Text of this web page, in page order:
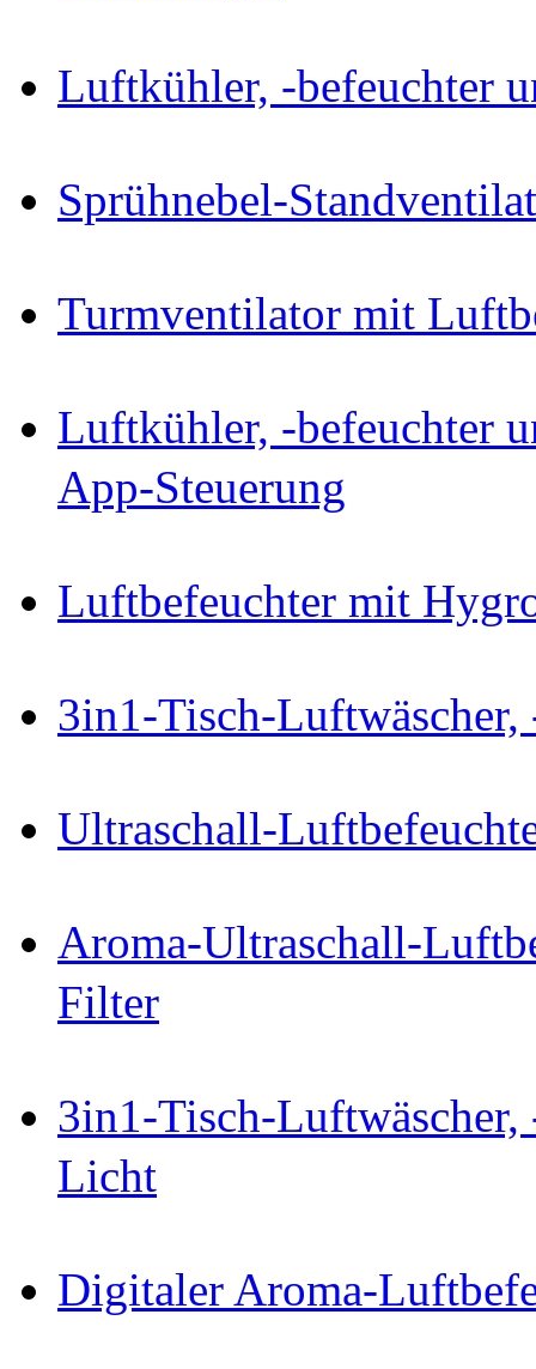
Luftkühler, -befeuchter
Sprühnebel-
Turmventilator mit
Luftkühler, -befeuchter
App-Steuerung
Luftbefeuchter mit
3in1-Tisch-
Ultraschall-
Aroma-Ultraschall-
Filter
3in1-Tisch-
Licht
Digitaler Aroma-